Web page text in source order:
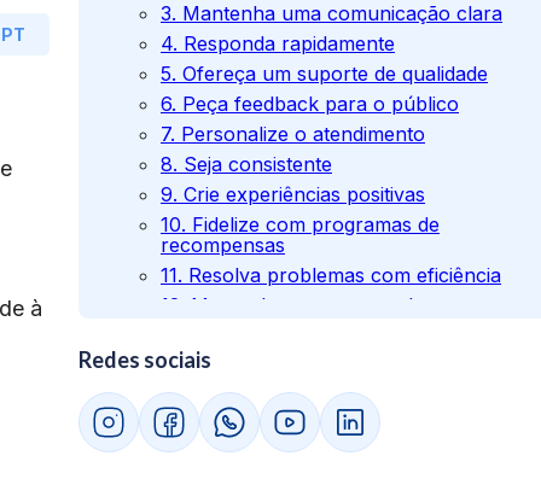
à
3. Mantenha uma comunicação clara
4. Responda rapidamente
5. Ofereça um suporte de qualidade
6. Peça feedback para o público
7. Personalize o atendimento
8. Seja consistente
9. Crie experiências positivas
10. Fidelize com programas de
recompensas
11. Resolva problemas com eficiência
12. Mantenha contato regular
Redes sociais